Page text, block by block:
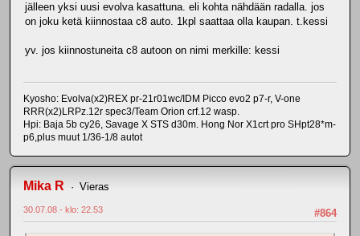
jälleen yksi uusi evolva kasattuna. eli kohta nähdään radalla. jos
on joku ketä kiinnostaa c8 auto. 1kpl saattaa olla kaupan. t.kessi
yv. jos kiinnostuneita c8 autoon on nimi merkille: kessi
Kyosho: Evolva(x2)REX pr-21r01wc/IDM Picco evo2 p7-r, V-one
RRR(x2)LRPz.12r spec3/Team Orion crf.12 wasp.
Hpi: Baja 5b cy26, Savage X STS d30m. Hong Nor X1crt pro SHpt28*m-
p6,plus muut 1/36-1/8 autot
Mika R Vieras
#864
30.07.08 - klo: 22.53